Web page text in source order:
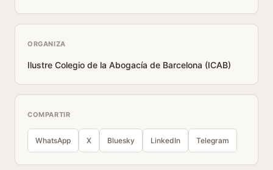
ORGANIZA
Ilustre Colegio de la Abogacía de Barcelona (ICAB)
COMPARTIR
WhatsApp X Bluesky LinkedIn Telegram